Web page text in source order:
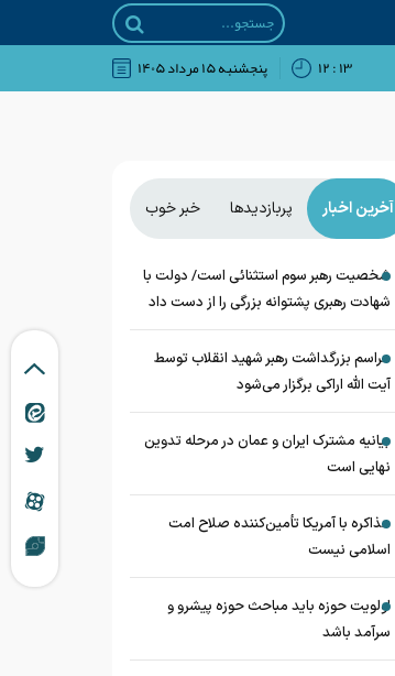
۱۳ : ۱۲ پنجشنبه ۱۵ مرداد ۱۴۰۵
آخرین اخبار پربازدیدها خبر خوب
شخصیت رهبر سوم استثنائی است/ دولت با
شهادت رهبری پشتوانه بزرگی را از دست داد
مراسم بزرگداشت رهبر شهید انقلاب توسط
آیت الله اراکی برگزار می‌شود
بیانیه مشترک ایران و عمان در مرحله تدوین
نهایی است
مذاکره با آمریکا تأمین‌کننده صلاح امت
اسلامی نیست
اولویت حوزه باید مباحث حوزه پیشرو و
سرآمد باشد